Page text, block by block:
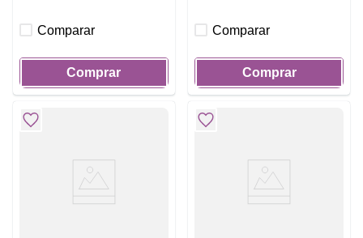
Comparar
Comprar
Comparar
Comprar